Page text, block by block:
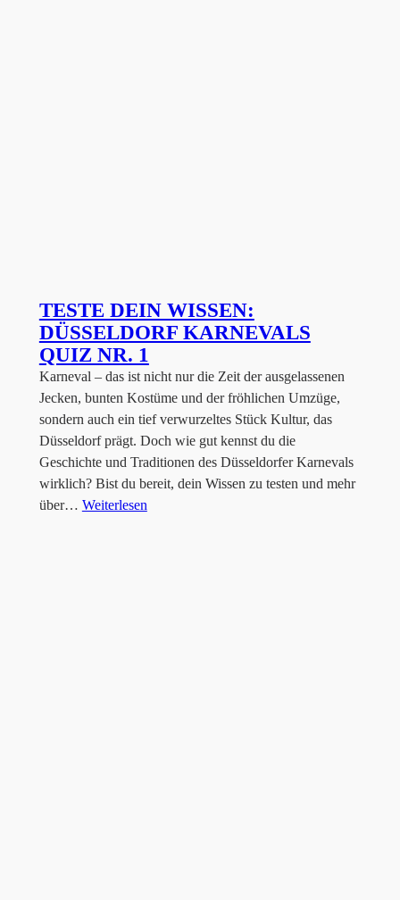
TESTE DEIN WISSEN:
DÜSSELDORF KARNEVALS
QUIZ NR. 1
Karneval – das ist nicht nur die Zeit der ausgelassenen
Jecken, bunten Kostüme und der fröhlichen Umzüge,
sondern auch ein tief verwurzeltes Stück Kultur, das
Düsseldorf prägt. Doch wie gut kennst du die
Geschichte und Traditionen des Düsseldorfer Karnevals
wirklich? Bist du bereit, dein Wissen zu testen und mehr
über… Weiterlesen